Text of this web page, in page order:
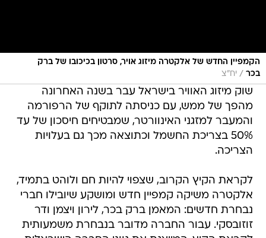
הקמפיין החדש של אלקטרה מיזוג אויר, סרטון בכיכובו של ברק
בכר / יח"צ
שוק מיזוג האוויר בישראל עבר בשנה האחרונה
מהפך של ממש, עם כניסתה לתוקף של הרפורמה
והמעבר למזגני האינוורטר, שמבטיחים חיסכון של עד
50% בצריכת החשמל וכתוצאה מכך גם בעלויות
הצריכה.
לקראת הקיץ הקרוב, שצפוי להיות חם ולוהט בתמיד,
אלקטרה משיקה קמפיין חדש ומושקע שיובילו חברי
נבחרת חדשים: המאמן ברק בכר, לירון ויצמן ודר
זוזובסקי. עבור החברה מדובר בנבחרת משמעותית